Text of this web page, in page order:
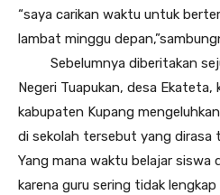
“saya carikan waktu untuk
lambat minggu
Sebelumnya diberitakan
Negeri Tuapukan, desa Ekateta,
kabupaten Kupang
di sekolah tersebut yang dirasa
Yang mana waktu belajar siswa
karena guru sering tidak